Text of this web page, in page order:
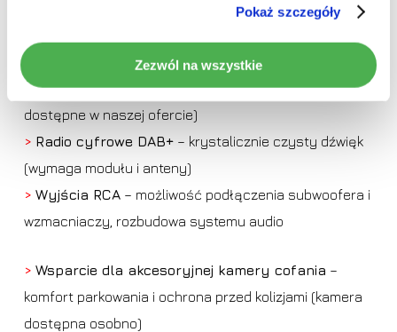
Pokaż szczegóły
Zezwól na wszystkie
bezpieczeństwo swojej podróży.
Kompatybilność z rejestratorami DVR
obsługa z poziomu radia (kompatybilne modele
dostępne w naszej ofercie)
> Radio cyfrowe DAB+– krystalicznie czysty dźwięk
(wymaga modułu i anteny)
> Wyjścia RCA– możliwość podłączenia subwoofera i
wzmacniaczy, rozbudowa systemu audio
> Wsparcie dla akcesoryjnej kamery cofania –
komfort parkowania i ochrona przed kolizjami (kamera
dostępna osobno)